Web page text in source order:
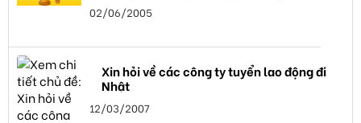
02/06/2005
Xin hỏi về các công ty tuyển lao động đi
Nhật
12/03/2007